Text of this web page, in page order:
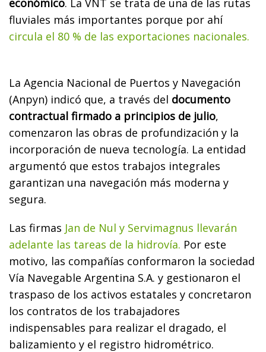
económico. La VNT se trata de una de las rutas
fluviales más importantes porque por ahí
circula el 80 % de las exportaciones nacionales.
La Agencia Nacional de Puertos y Navegación
(Anpyn) indicó que, a través del documento
contractual firmado a principios de julio,
comenzaron las obras de profundización y la
incorporación de nueva tecnología. La entidad
argumentó que estos trabajos integrales
garantizan una navegación más moderna y
segura.
Las firmas Jan de Nul y Servimagnus llevarán
adelante las tareas de la hidrovía. Por este
motivo, las compañías conformaron la sociedad
Vía Navegable Argentina S.A. y gestionaron el
traspaso de los activos estatales y concretaron
los contratos de los trabajadores
indispensables para realizar el dragado, el
balizamiento y el registro hidrométrico.